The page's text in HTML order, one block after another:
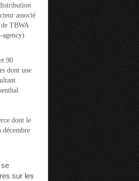
associé
TBWA
90
dont une
dont le
décembre
se
sur les